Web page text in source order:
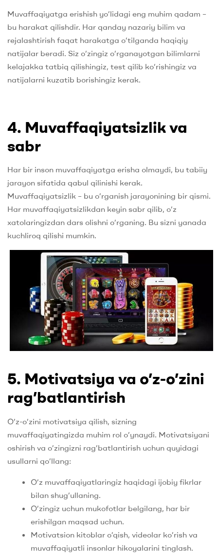
Muvaffaqiyatga erishish yo’lidagi eng muhim qadam –
bu harakat qilishdir. Har qanday nazariy bilim va
rejalashtirish faqat harakatga o’tilganda haqiqiy
natijalar beradi. Siz o’zingiz o’rganayotgan bilimlarni
kelajakka tatbiq qilishingiz, test qilib ko’rishingiz va
natijalarni kuzatib borishingiz kerak.
4. Muvaffaqiyatsizlik va
sabr
Har bir inson muvaffaqiyatga erisha olmaydi, bu tabiiy
jarayon sifatida qabul qilinishi kerak.
Muvaffaqiyatsizlik – bu o’rganish jarayonining bir qismi.
Har muvaffaqiyatsizlikdan keyin sabr qilib, o’z
xatolaringizdan dars olishni o’rganing. Bu sizni yanada
kuchliroq qilishi mumkin.
5. Motivatsiya va o’z-o’zini
rag’batlantirish
O’z-o’zini motivatsiya qilish, sizning
muvaffaqiyatingizda muhim rol o’ynaydi. Motivatsiyani
oshirish va o’zingizni rag’batlantirish uchun quyidagi
usullarni qo’llang:
O’z muvaffaqiyatlaringiz haqidagi ijobiy fikrlar
bilan shug’ullaning.
O’zingiz uchun mukofotlar belgilang, har bir
erishilgan maqsad uchun.
Motivatsion kitoblar o’qish, videolar ko’rish va
muvaffaqiyatli insonlar hikoyalarini tinglash.